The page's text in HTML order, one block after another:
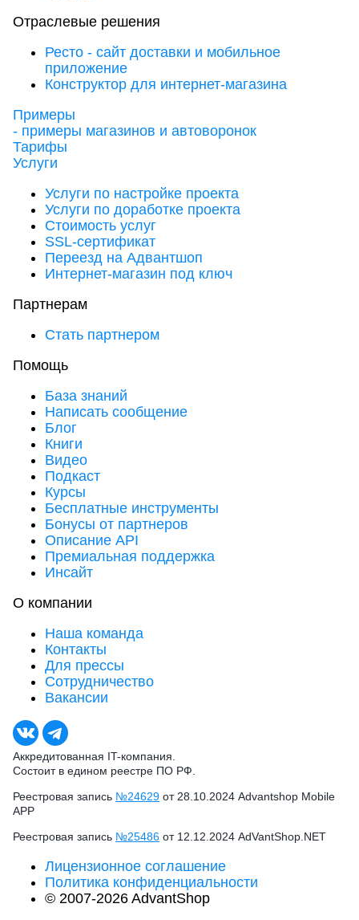
Отраслевые решения
Ресто - сайт доставки и мобильное
приложение
Конструктор для интернет-магазина
Примеры
- примеры магазинов и автоворонок
Тарифы
Услуги
Услуги по настройке проекта
Услуги по доработке проекта
Стоимость услуг
SSL-сертификат
Переезд на Адвантшоп
Интернет-магазин под ключ
Партнерам
Стать партнером
Помощь
База знаний
Написать сообщение
Блог
Книги
Видео
Подкаст
Курсы
Бесплатные инструменты
Бонусы от партнеров
Описание API
Премиальная поддержка
Инсайт
О компании
Наша команда
Контакты
Для прессы
Сотрудничество
Вакансии
Аккредитованная IT-компания.
Состоит в едином реестре ПО РФ.
Реестровая запись №24629 от 28.10.2024 Advantshop Mobile
APP
Реестровая запись №25486 от 12.12.2024 AdVantShop.NET
Лицензионное соглашение
Политика конфиденциальности
© 2007-2026 AdvantShop